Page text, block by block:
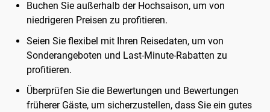
Buchen Sie außerhalb der Hochsaison, um von
niedrigeren Preisen zu profitieren.
Seien Sie flexibel mit Ihren Reisedaten, um von
Sonderangeboten und Last-Minute-Rabatten zu
profitieren.
Überprüfen Sie die Bewertungen und Bewertungen
früherer Gäste, um sicherzustellen, dass Sie ein gutes